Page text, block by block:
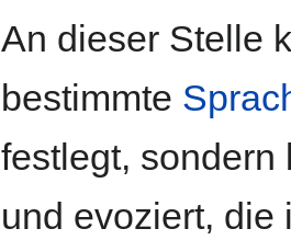
An dieser Stelle
bestimmte
festlegt, sondern
und evoziert, die